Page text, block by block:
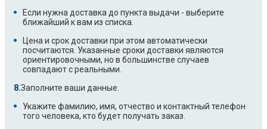
Если нужна доставка до пункта выдачи - выберите
ближайший к вам из списка.
Цена и срок доставки при этом автоматически
посчитаются. Указанные сроки доставки являются
ориентировочными, но в большинстве случаев
совпадают с реальными.
Заполните ваши данные.
Укажите фамилию, имя, отчество и контактный телефон
того человека, кто будет получать заказ.